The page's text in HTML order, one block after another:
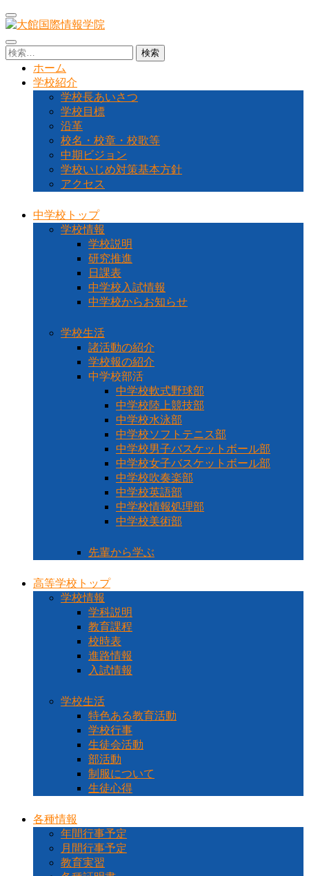
コ
ン
テ
ン
大館国際情報学院
秋田県大館市に位置する秋田県北地域唯一の中高一貫教育校
です
検
ホーム
学校紹介
学校長あいさつ
学校目標
沿革
校名・校章・校歌等
中期ビジョン
学校いじめ対策基本方針
アクセス
中学校トップ
学校情報
学校説明
研究推進
日課表
中学校入試情報
中学校からお知らせ
学校生活
諸活動の紹介
学校報の紹介
中学校部活
中学校軟式野球部
中学校陸上競技部
中学校水泳部
中学校ソフトテニス部
中学校男子バスケットボール部
中学校女子バスケットボール部
中学校吹奏楽部
中学校英語部
中学校情報処理部
中学校美術部
先輩から学ぶ
高等学校トップ
学校情報
学科説明
教育課程
校時表
進路情報
入試情報
学校生活
特色ある教育活動
学校行事
生徒会活動
部活動
制服について
生徒心得
各種情報
年間行事予定
月間行事予定
教育実習